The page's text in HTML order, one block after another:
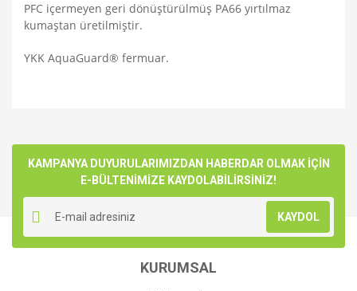
PFC içermeyen geri dönüştürülmüş PA66 yırtılmaz
kumaştan üretilmiştir.
YKK AquaGuard® fermuar.
Yorum Yaz
kullanarak tarafımıza iletebilirsiniz.
Görüş ve önerileriniz için teşekkür ederiz.
Ürün resmi kalitesiz, bozuk veya görüntülenemiyor.
Ürün açıklamasında eksik bilgiler bulunuyor.
Ürün bilgilerinde hatalar bulunuyor.
Ürün fiyatı diğer sitelerden daha pahalı.
KAMPANYA DUYURULARIMIZDAN HABERDAR OLMAK İÇİN
E-BÜLTENİMİZE KAYDOLABİLİRSİNİZ!
KAYDOL
KURUMSAL